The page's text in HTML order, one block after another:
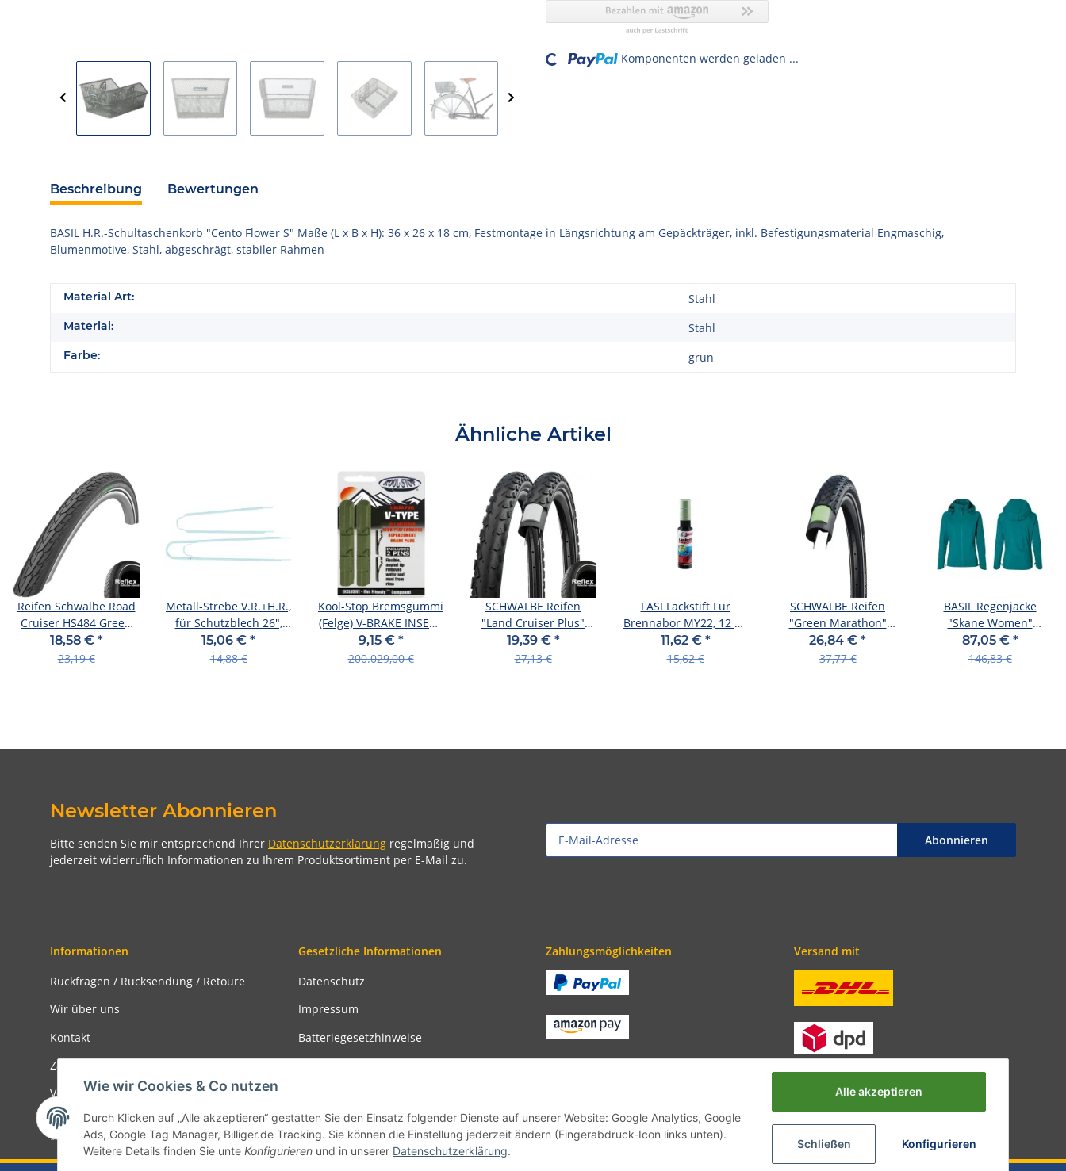
Loading... Komponenten werden geladen ...
Beschreibung Bewertungen
BASIL H.R.-Schultaschenkorb "Cento Flower S" Maße (L x B x H): 36 x 26 x 18 cm, Festmontage in Längsrichtung am Gepäckträger, inkl. Befestigungsmaterial Engmaschig,
Blumenmotive, Stahl, abgeschrägt, stabiler Rahmen
Material Art: Stahl
Material: Stahl
Farbe: grün
Ähnliche Artikel
Reifen Schwalbe Road
Cruiser HS484 Green
28x1 3/8" 37-622 sw-
TwinSkin Refl.KG SBC
18,58 € *
23,19 €
Metall-Strebe V.R.+H.R.,
für Schutzblech 26",
330/ light green
15,06 € *
14,88 €
Kool-Stop Bremsgummi
(Felge) V-BRAKE INSERT
green/ceramic
9,15 € *
200.029,00 €
SCHWALBE Reifen
"Land Cruiser Plus"
Active Line HS 47-559
(26" x
19,39 € *
27,13 €
FASI Lackstift Für
Brennabor MY22, 12 ml
soft green mat
11,62 € *
15,62 €
SCHWALBE Reifen
"Green Marathon"
Performance Line 32-
630 (27" x
26,84 € *
37,77 €
BASIL Regenjacke
"Skane Women"
Material: 2-lagig l
Größe S, teal
87,05 € *
146,83 €
Newsletter Abonnieren
Bitte senden Sie mir entsprechend Ihrer Datenschutzerklärung regelmäßig und
jederzeit widerruflich Informationen zu Ihrem Produktsortiment per E-Mail zu.
Abonnieren
Informationen
Rückfragen / Rücksendung / Retoure
Wir über uns
Kontakt
Zahlungsmöglichkeiten
Versandinformationen
Gesetzliche Informationen
Datenschutz
Impressum
Batteriegesetzhinweise
Zahlungsmöglichkeiten Versand mit
* Alle Preise inkl. gesetzlicher USt., zzgl.Versand
Wie wir Cookies & Co nutzen
Durch Klicken auf „Alle akzeptieren“ gestatten Sie den Einsatz folgender Dienste auf unserer Website: Google Analytics, Google
Ads, Google Tag Manager, Billiger.de Tracking. Sie können die Einstellung jederzeit ändern (Fingerabdruck-Icon links unten).
Weitere Details finden Sie unte Konfigurieren und in unserer Datenschutzerklärung.
Alle akzeptieren
Schließen Konfigurieren